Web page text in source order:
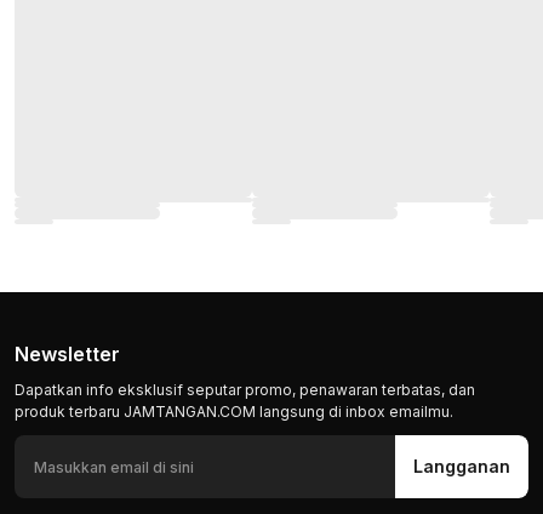
Newsletter
Dapatkan info eksklusif seputar promo, penawaran terbatas, dan
produk terbaru JAMTANGAN.COM langsung di inbox emailmu.
Langganan